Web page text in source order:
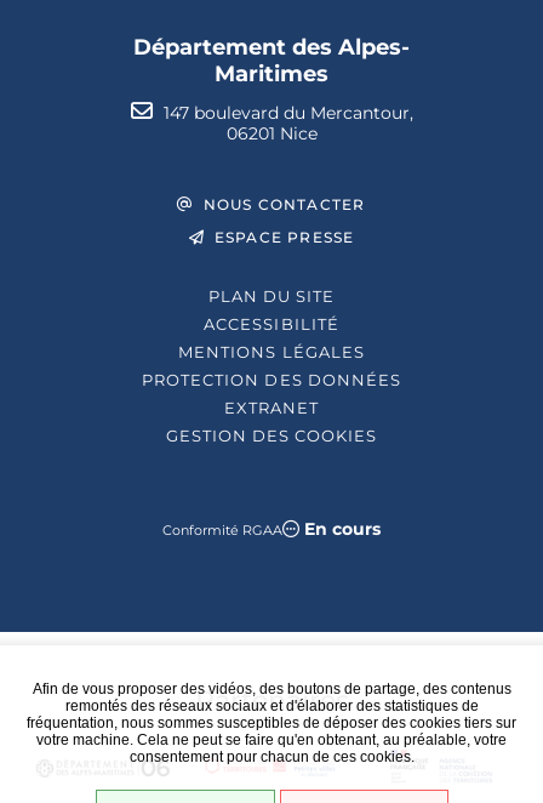
Afin de vous proposer des vidéos, des boutons de partage, des contenus
remontés des réseaux sociaux et d'élaborer des statistiques de
fréquentation, nous sommes susceptibles de déposer des cookies tiers sur
votre machine. Cela ne peut se faire qu'en obtenant, au préalable, votre
consentement pour chacun de ces cookies.
Département des Alpes-
Maritimes
147 boulevard du Mercantour,
06201 Nice
NOUS CONTACTER
ESPACE PRESSE
PLAN DU SITE
ACCESSIBILITÉ
MENTIONS LÉGALES
PROTECTION DES DONNÉES
EXTRANET
GESTION DES COOKIES
Conformité RGAA En cours
Partenaires